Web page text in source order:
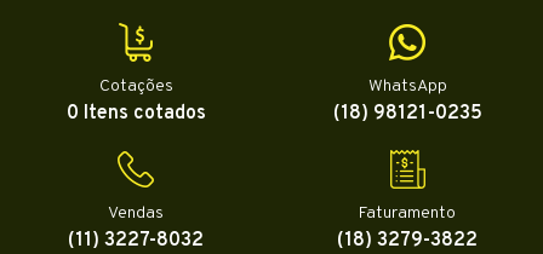
Cotações
0 Itens cotados
WhatsApp
(18) 98121-0235
Vendas
(11) 3227-8032
Faturamento
(18) 3279-3822